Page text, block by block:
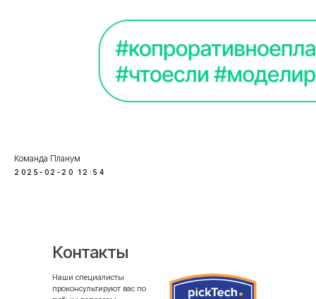
Команда Планум
2025-02-20 12:54
Контакты
Наши специалисты
проконсультируют вас по